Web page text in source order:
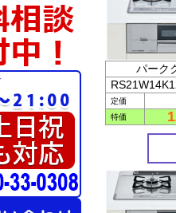
パーク
定価
特価